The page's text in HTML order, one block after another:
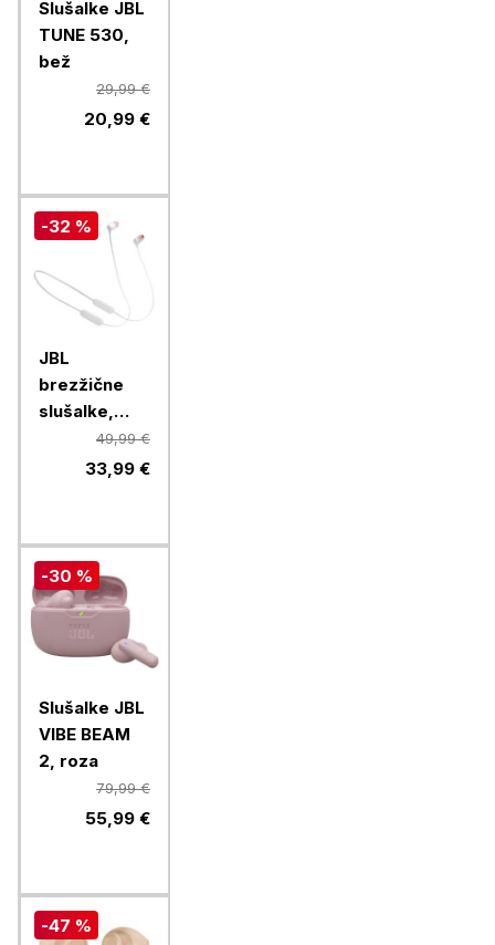
Slušalke JBL
TUNE 530,
bež
29,99 €
20,99 €
-32 %
JBL
brezžične
slušalke,
Tune 125BT,
White
49,99 €
33,99 €
-30 %
Slušalke JBL
VIBE BEAM
2, roza
79,99 €
55,99 €
-47 %